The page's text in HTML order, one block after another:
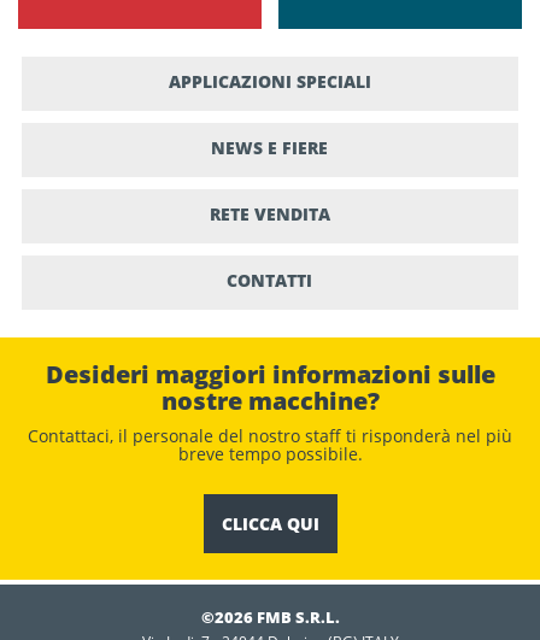
APPLICAZIONI SPECIALI
NEWS E FIERE
RETE VENDITA
CONTATTI
Desideri maggiori informazioni sulle
nostre macchine?
Contattaci, il personale del nostro staﬀ ti risponderà nel più
breve tempo possibile.
CLICCA QUI
©2026 FMB S.R.L.